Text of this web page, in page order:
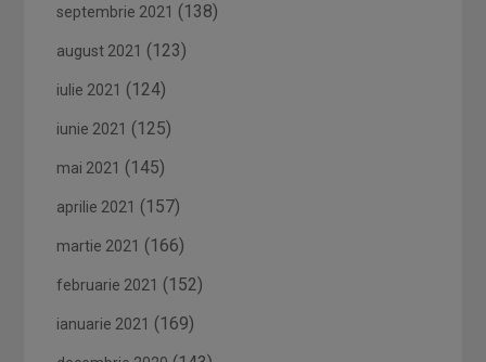
septembrie 2021 (138)
august 2021 (123)
iulie 2021 (124)
iunie 2021 (125)
mai 2021 (145)
aprilie 2021 (157)
martie 2021 (166)
februarie 2021 (152)
ianuarie 2021 (169)